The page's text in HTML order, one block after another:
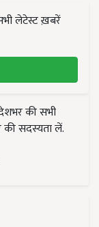
लेटेस्ट ख़बरें
की सभी
सदस्यता लें.